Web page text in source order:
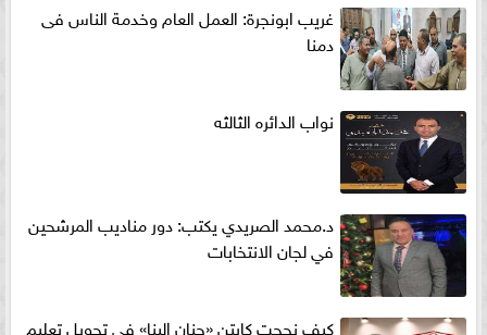
غريب ابونجرة: العمل العام وخدمة الناس فى
دمنا
نواب الدائره الثالثه
د.محمد الصريدي يكتب: دور مناديب المرشحين
في لجان الانتخابات
كيف نجحت كابتن «حنان البنا» في تحويل تعليم